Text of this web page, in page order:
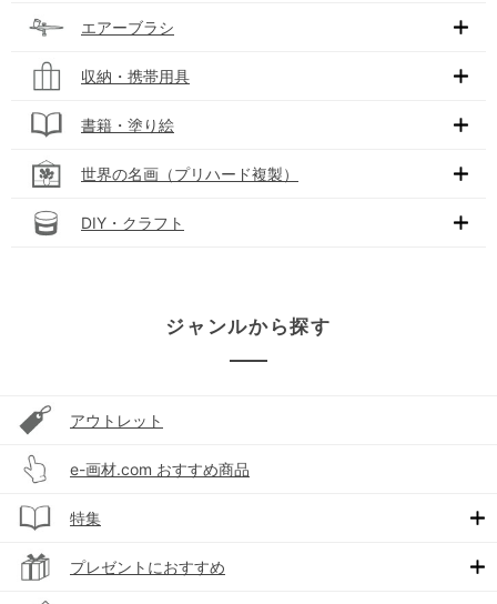
エアーブラシ
収納・携帯用具
書籍・塗り絵
世界の名画（プリハード複製）
DIY・クラフト
ジャンルから探す
アウトレット
e-画材.com おすすめ商品
特集
プレゼントにおすすめ